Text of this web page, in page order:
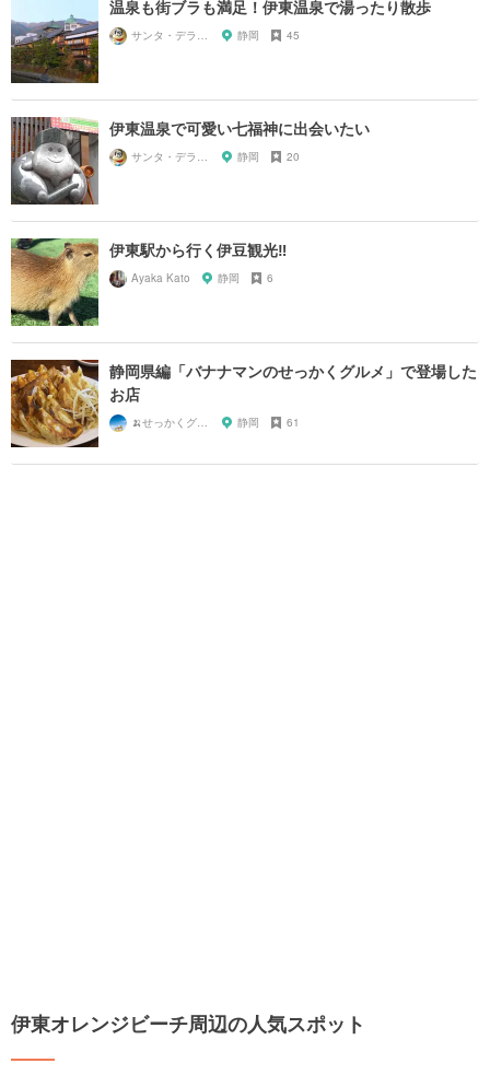
温泉も街ブラも満足！伊東温泉で湯ったり散歩
静岡 45
伊東温泉で可愛い七福神に出会いたい
静岡 20
伊東駅から行く伊豆観光‼︎
Ayaka Kato 静岡 6
静岡県編「バナナマンのせっかくグルメ」で登場した
お店
静岡 61
伊東オレンジビーチ周辺の人気スポット